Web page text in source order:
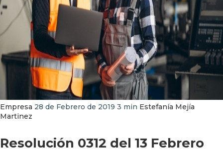
Empresa 28 de Febrero de 2019 3 min Estefanía Mejía
Martinez
Resolución 0312 del 13 Febrero